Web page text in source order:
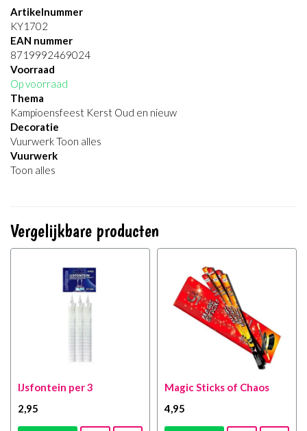
Artikelnummer
KY1702
EAN nummer
8719992469024
Voorraad
Op voorraad
Thema
Kampioensfeest Kerst Oud en nieuw
Decoratie
Vuurwerk Toon alles
Vuurwerk
Toon alles
Vergelijkbare producten
IJsfontein per 3
2 ,95
Magic Sticks of Chaos
4 ,95